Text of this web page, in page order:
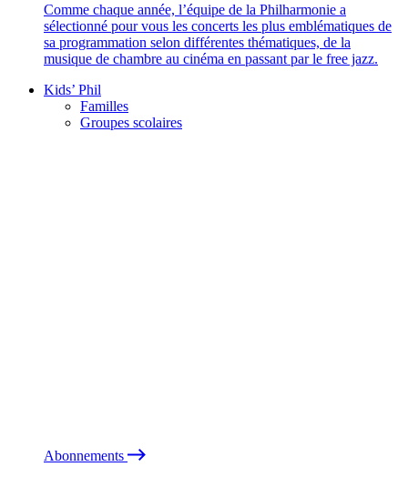
Comme chaque année, l’équipe de la Philharmonie a
sélectionné pour vous les concerts les plus emblématiques de
sa programmation selon différentes thématiques, de la
musique de chambre au cinéma en passant par le free jazz.
Kids’ Phil
Familles
Groupes scolaires
Abonnements